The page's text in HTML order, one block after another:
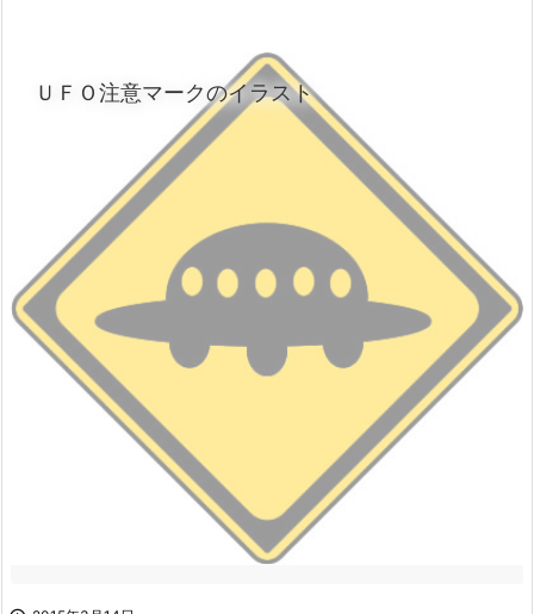
ＵＦＯ注意マークのイラスト